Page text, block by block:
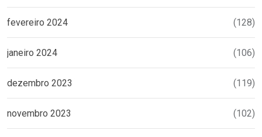
fevereiro 2024 (128)
janeiro 2024 (106)
dezembro 2023 (119)
novembro 2023 (102)